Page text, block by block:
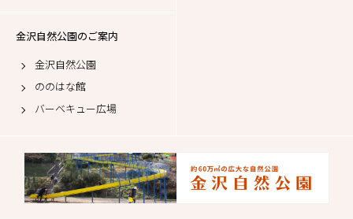
金沢自然公園のご案内
金沢自然公園
ののはな館
バーベキュー広場